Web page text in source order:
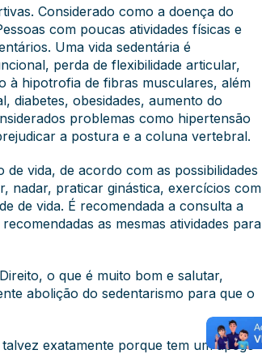
Considerado como a doença do
com poucas atividades físicas e
Uma vida sedentária é
perda de flexibilidade articular,
à hipotrofia de fibras musculares, além
diabetes, obesidades, aumento do
problemas como hipertensão
a postura e a coluna vertebral.
vida, de acordo com as possibilidades
nadar, praticar ginástica, exercícios com
de vida. É recomendada a consulta a
as mesmas atividades para
o que é muito bom e salutar,
abolição do sedentarismo para que o
exatamente porque tem um apego